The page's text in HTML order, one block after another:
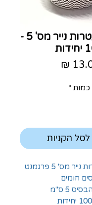
מנג'טים - עטרות נייר מס' 5 -
כמות *
הקניות
מנג'טים - עטרות נייר מס' 5 פרגמנט
חומים
5 ס"מ